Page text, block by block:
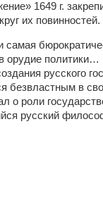
1649 г.
их повинностей.
орудие политики…
русского
безвластным в
о роли
русский